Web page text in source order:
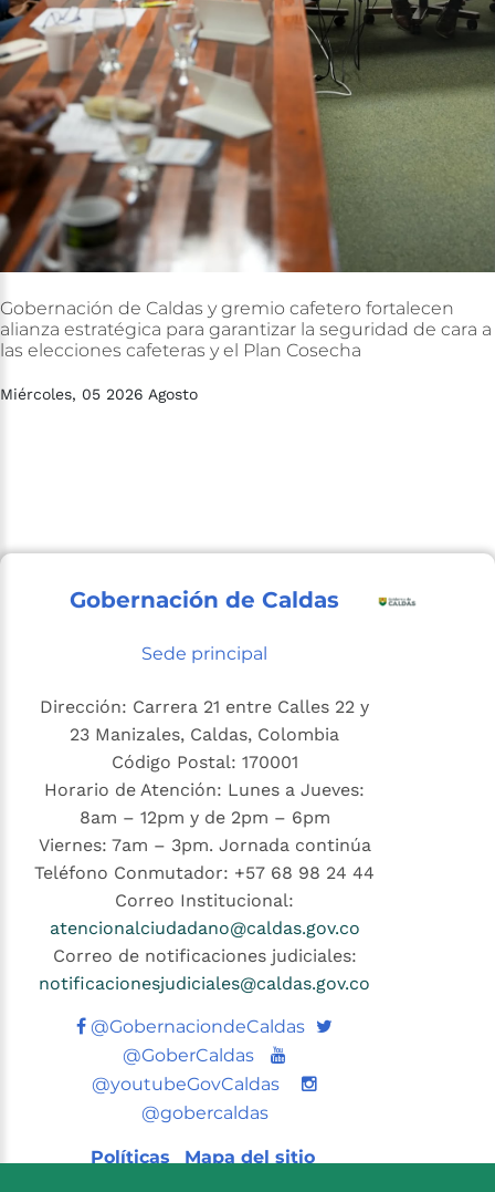
Gobernación de Caldas y gremio cafetero fortalecen
alianza estratégica para garantizar la seguridad de cara a
las elecciones cafeteras y el Plan Cosecha
Miércoles, 05 2026 Agosto
Gobernación de Caldas
Sede principal
Dirección: Carrera 21 entre Calles 22 y
23 Manizales, Caldas, Colombia
Código Postal: 170001
Horario de Atención: Lunes a Jueves:
8am – 12pm y de 2pm – 6pm
Viernes: 7am – 3pm. Jornada continúa
Teléfono Conmutador: +57 68 98 24 44
Correo Institucional:
atencionalciudadano@caldas.gov.co
Correo de notificaciones judiciales:
notificacionesjudiciales@caldas.gov.co
@GobernaciondeCaldas Twitter
@GoberCaldas
Youtube
@youtubeGovCaldas
@gobercaldas
Políticas Mapa del sitio